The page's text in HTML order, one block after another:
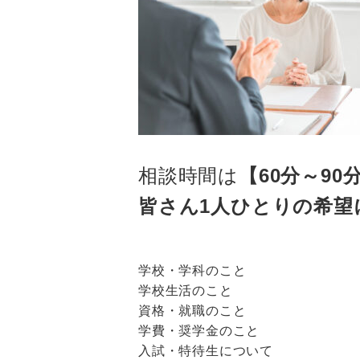
相談時間は
【60分～90
皆さん1人ひとりの希
学校・学科のこと
学校生活のこと
資格・就職のこと
学費・奨学金のこと
入試・特待生について